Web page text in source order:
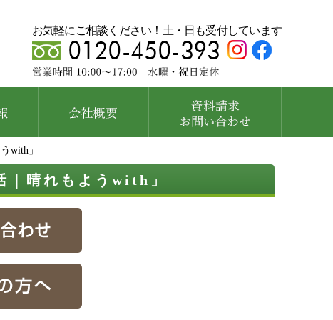
お気軽にご相談ください！土・日も受付しています
with」
｜晴れもようwith」